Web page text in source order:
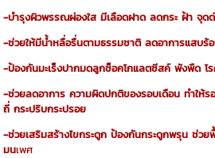
-บำรุงผิวพรรณผ่องใส มีเลือดฝาด ลดกระ ฝ้า จุด
-ช่วยให้มีนํ้าหลื่อรื่นตามธรรมชาติ ลดอาการแสบร้
-ป้องกันมะเร็งปากมดลูกช็อคโกแลตซีสค์พังพืด โ
-ช่วยลดอาการ ความผิดปกติของรอบเดือน ทำให้
ถี่ กระปริบกระปรอย
-ช่วยเสริมสร้างไขกระดูก ป้องกันกระดูกพรุน ช่วย
มนเพศ